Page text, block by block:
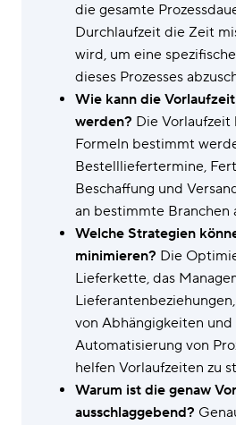
die gesamte
Durchlaufzeit die Zeit
wird, um eine
dieses Prozesses
Wie kann die
werden? Die Vorlaufzeit
Formeln bestimmt
Bestellliefertermine,
Beschaffung und
an bestimmte Branchen
Welche Strategien
minimieren? Die
Lieferkette, das
von Abhängigkeiten
Automatisierung von
helfen Vorlaufzeiten zu
Warum ist die genaw
ausschlaggebend?